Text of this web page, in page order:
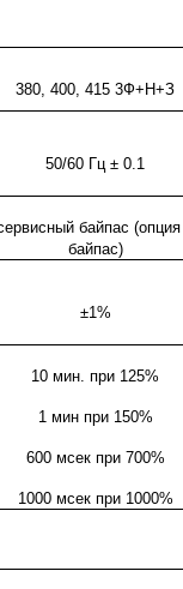
380, 400, 415 3Ф+Н+З
50/60 Гц ± 0.1
байпас
байпас)
±1%
10 мин. при 125%
1 мин при 150%
600 мсек при 700%
1000 мсек при 1000%